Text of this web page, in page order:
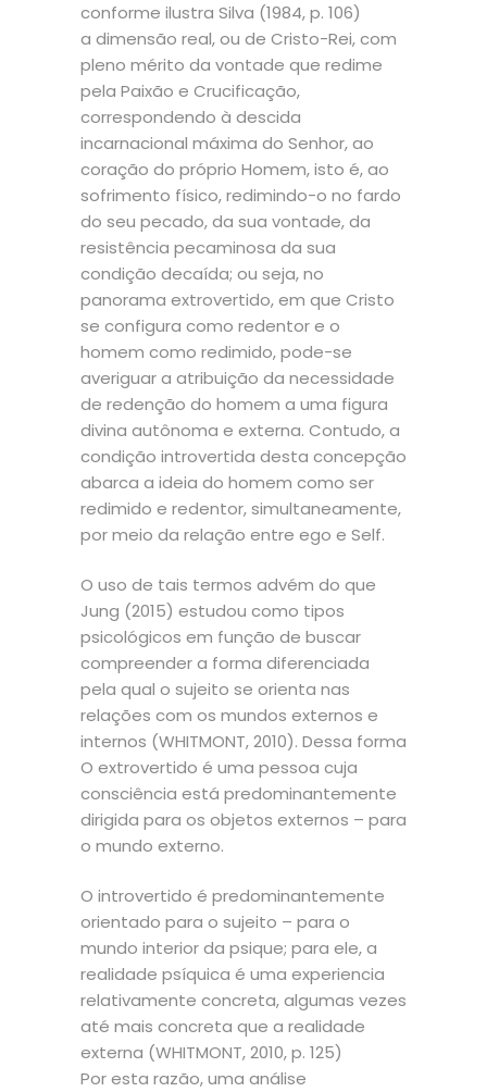
conforme ilustra Silva (1984, p. 106)
a dimensão real, ou de Cristo-Rei, com
pleno mérito da vontade que redime
pela Paixão e Crucificação,
correspondendo à descida
incarnacional máxima do Senhor, ao
coração do próprio Homem, isto é, ao
sofrimento físico, redimindo-o no fardo
do seu pecado, da sua vontade, da
resistência pecaminosa da sua
condição decaída; ou seja, no
panorama extrovertido, em que Cristo
se configura como redentor e o
homem como redimido, pode-se
averiguar a atribuição da necessidade
de redenção do homem a uma figura
divina autônoma e externa. Contudo, a
condição introvertida desta concepção
abarca a ideia do homem como ser
redimido e redentor, simultaneamente,
por meio da relação entre ego e Self.
O uso de tais termos advém do que
Jung (2015) estudou como tipos
psicológicos em função de buscar
compreender a forma diferenciada
pela qual o sujeito se orienta nas
relações com os mundos externos e
internos (WHITMONT, 2010). Dessa forma
O extrovertido é uma pessoa cuja
consciência está predominantemente
dirigida para os objetos externos – para
o mundo externo.
O introvertido é predominantemente
orientado para o sujeito – para o
mundo interior da psique; para ele, a
realidade psíquica é uma experiencia
relativamente concreta, algumas vezes
até mais concreta que a realidade
externa (WHITMONT, 2010, p. 125)
Por esta razão, uma análise